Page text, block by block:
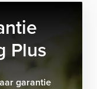
Plus
garantie